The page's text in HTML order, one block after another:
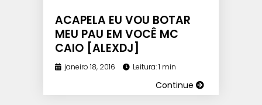
ACAPELA EU VOU BOTAR
MEU PAU EM VOCÊ MC
CAIO [ALEXDJ]
janeiro 18, 2016 Leitura: 1 min
Continue